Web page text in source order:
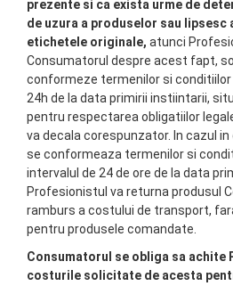
prezente si ca exista urme de
de uzura a produselor sau lipsesc
etichetele originale, atunci
Consumatorul despre acest fapt,
conformeze termenilor si
24h de la data primirii instiintarii,
pentru respectarea obligatiilor
va decala corespunzator. In cazul
se conformeaza termenilor si
intervalul de 24 de ore de la data
Profesionistul va returna produsul
ramburs a costului de transport,
pentru produsele comandate.
Consumatorul se obliga sa achite
costurile solicitate de acesta